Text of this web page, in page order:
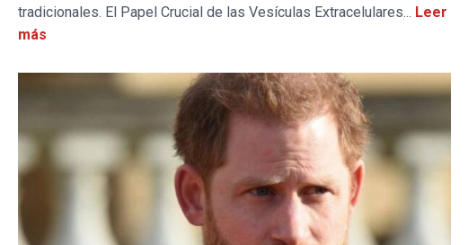
tradicionales. El Papel Crucial de las Vesículas Extracelulares... Leer
más